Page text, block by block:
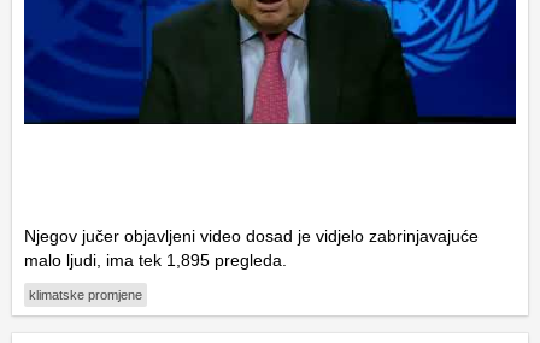
Njegov jučer objavljeni video dosad je vidjelo zabrinjavajuće
malo ljudi, ima tek 1,895 pregleda.
klimatske promjene